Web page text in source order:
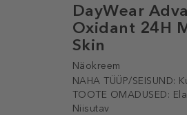
DayWear
Oxidant 24H
Skin
Näokreem
NAHA TÜÜP/SEISUND:
TOOTE OMADUSED:
Niisutav